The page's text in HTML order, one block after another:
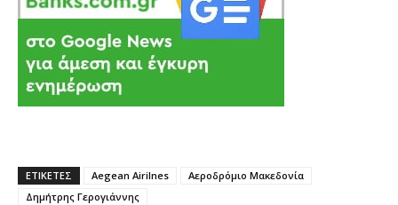
ΕΤΙΚΕΤΕΣ Aegean Airilnes
Αεροδρόμιο Μακεδονία
Δημήτρης Γερογιάννης